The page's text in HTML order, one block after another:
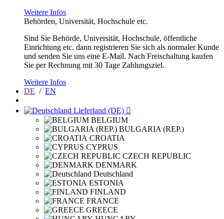
Weitere Infos
Behörden, Universität, Hochschule etc.
Sind Sie Behörde, Universität, Hochschule, öffentliche
Einrichtung etc. dann registrieren Sie sich als normaler Kunde
und senden Sie uns eine E-Mail. Nach Freischaltung kaufen
Sie per Rechnung mit 30 Tage Zahlungsziel.
Weitere Infos
DE / EN
Lieferland (DE) 
BELGIUM
BULGARIA (REP.)
CROATIA
CYPRUS
CZECH REPUBLIC
DENMARK
Deutschland
ESTONIA
FINLAND
FRANCE
GREECE